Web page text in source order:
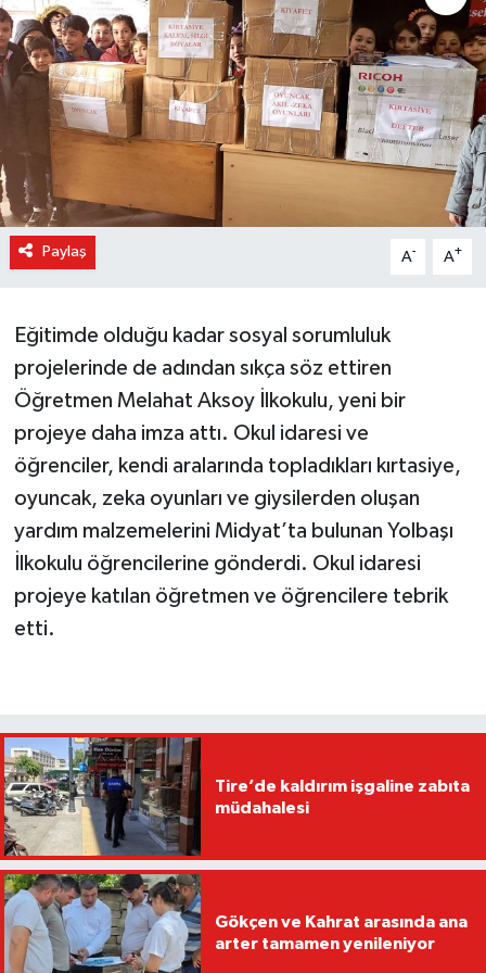
Paylaş A- A+
Eğitimde olduğu kadar sosyal sorumluluk
projelerinde de adından sıkça söz ettiren
Öğretmen Melahat Aksoy İlkokulu, yeni bir
projeye daha imza attı. Okul idaresi ve
öğrenciler, kendi aralarında topladıkları kırtasiye,
oyuncak, zeka oyunları ve giysilerden oluşan
yardım malzemelerini Midyat’ta bulunan Yolbaşı
İlkokulu öğrencilerine gönderdi. Okul idaresi
projeye katılan öğretmen ve öğrencilere tebrik
etti.
Tire’de kaldırım işgaline zabıta
müdahalesi
Gökçen ve Kahrat arasında ana
arter tamamen yenileniyor